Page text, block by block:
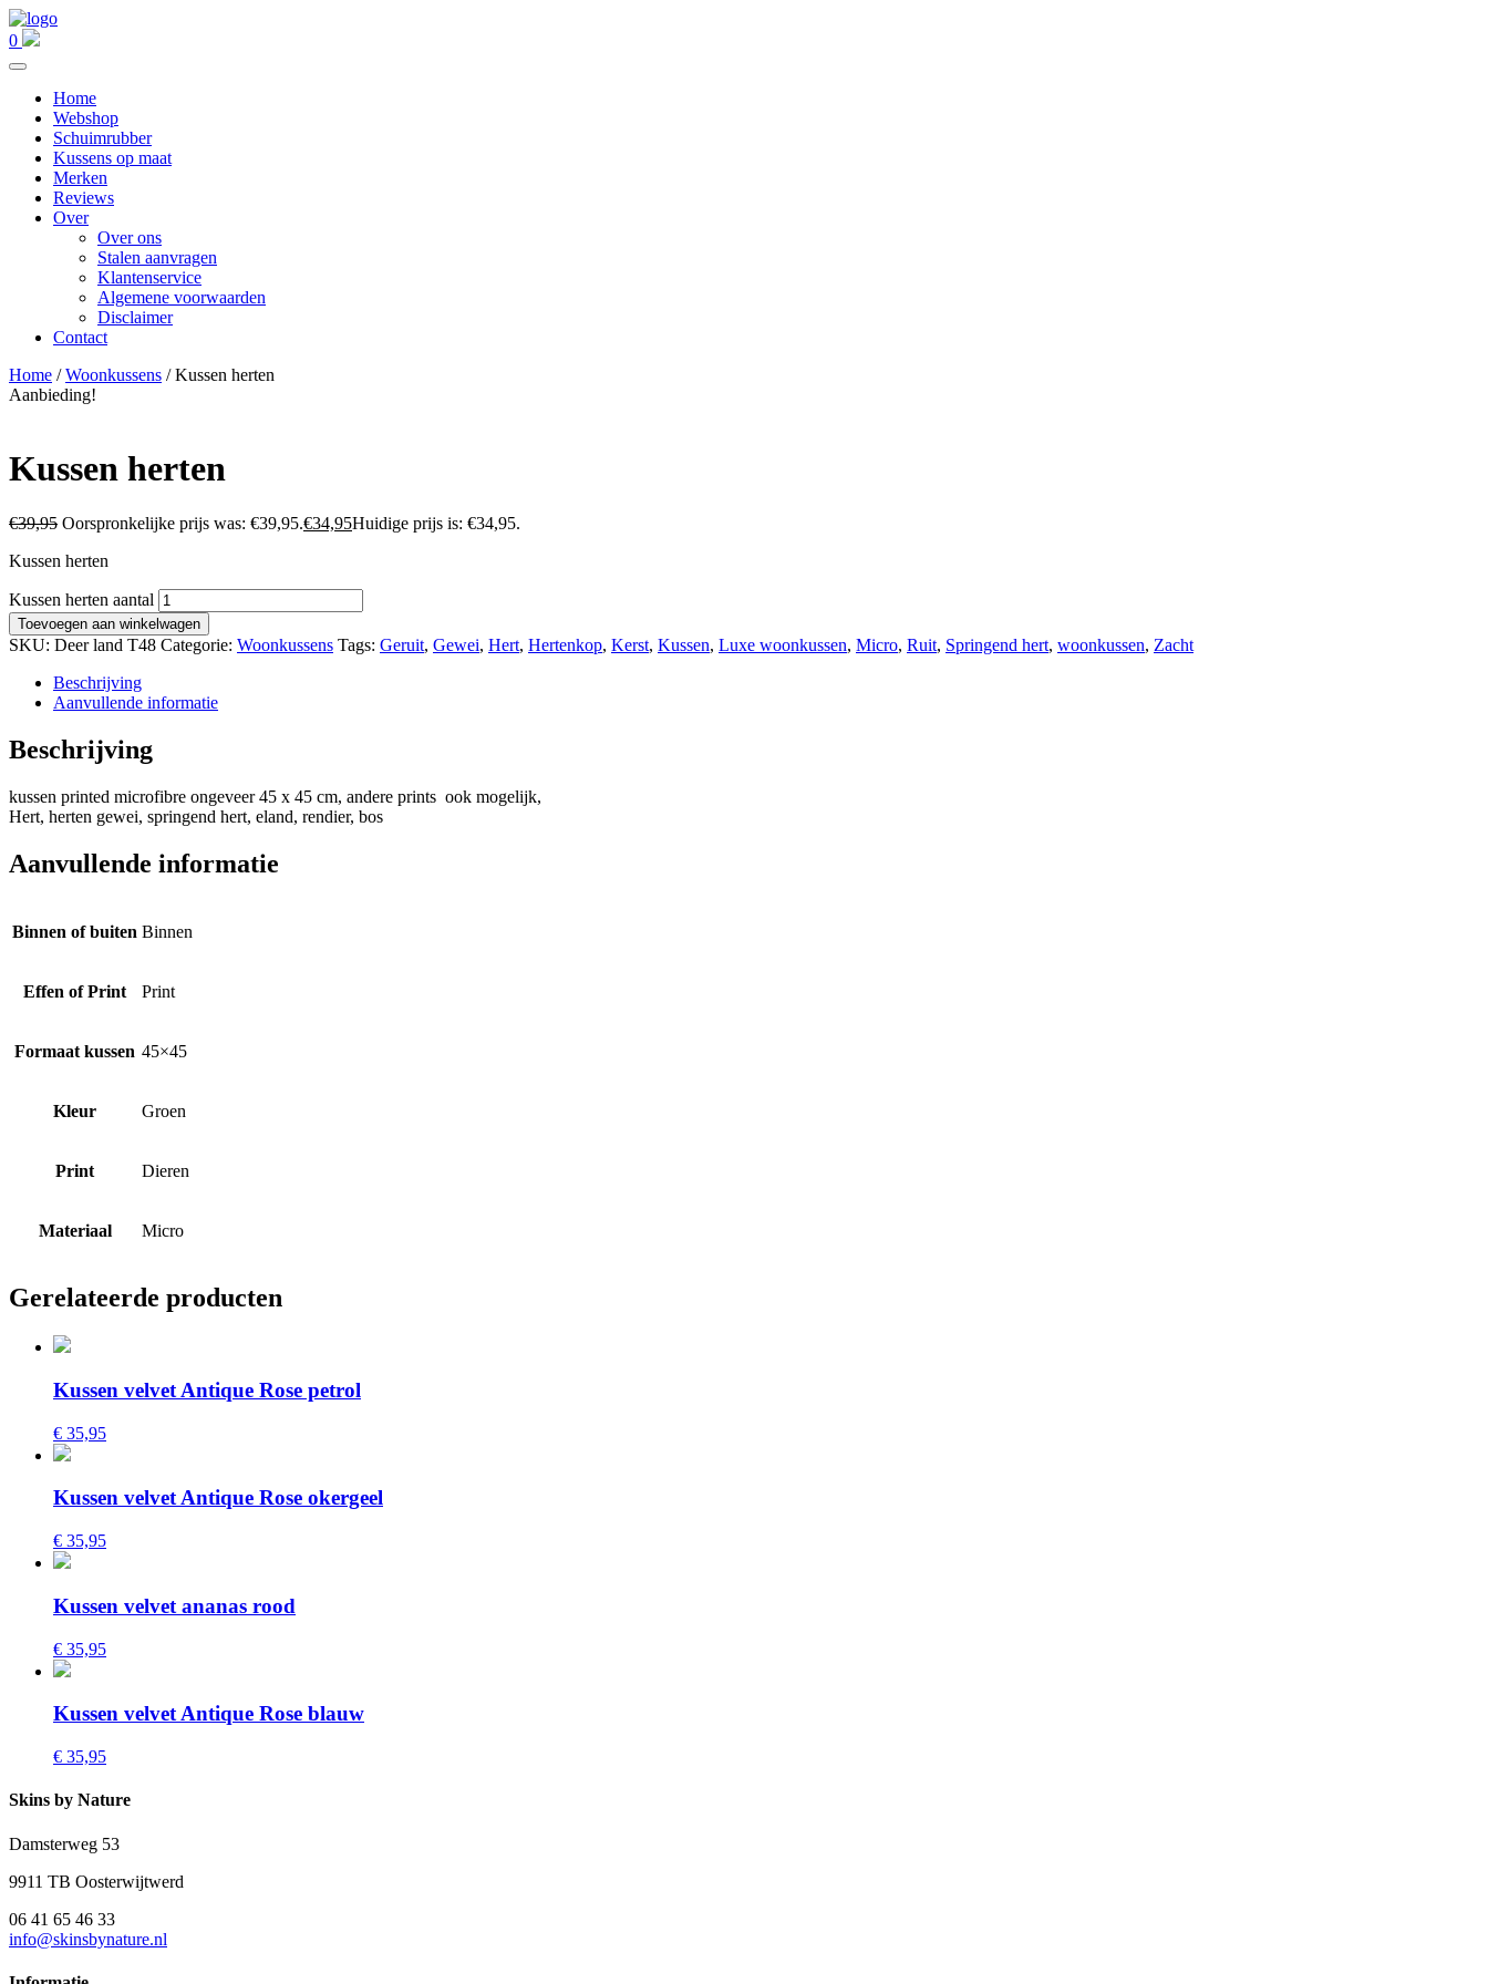
0
Home
Webshop
Schuimrubber
Kussens op maat
Merken
Reviews
Over
Over ons
Stalen aanvragen
Klantenservice
Algemene voorwaarden
Disclaimer
Contact
Home /Woonkussens / Kussen herten
Aanbieding!
Kussen herten
€39,95 Oorspronkelijke prijs was: €39,95.€34,95Huidige prijs is: €34,95.
Kussen herten
Kussen herten aantal
Toevoegen aan winkelwagen
SKU: Deer land T48 Categorie: Woonkussens Tags: Geruit, Gewei, Hert, Hertenkop, Kerst, Kussen, Luxe woonkussen, Micro, Ruit, Springend hert, woonkussen, Zacht
Beschrijving
Aanvullende informatie
Beschrijving
kussen printed microfibre ongeveer 45 x 45 cm, andere prints ook mogelijk,
Hert, herten gewei, springend hert, eland, rendier, bos
Aanvullende informatie
Binnen of buiten Binnen
Effen of Print Print
Formaat kussen 45×45
Kleur Groen
Print Dieren
Materiaal Micro
Gerelateerde producten
Kussen velvet Antique Rose petrol
€ 35,95
Kussen velvet Antique Rose okergeel
€ 35,95
Kussen velvet ananas rood
€ 35,95
Kussen velvet Antique Rose blauw
€ 35,95
Skins by Nature
Damsterweg 53
9911 TB Oosterwijtwerd
06 41 65 46 33
info@skinsbynature.nl